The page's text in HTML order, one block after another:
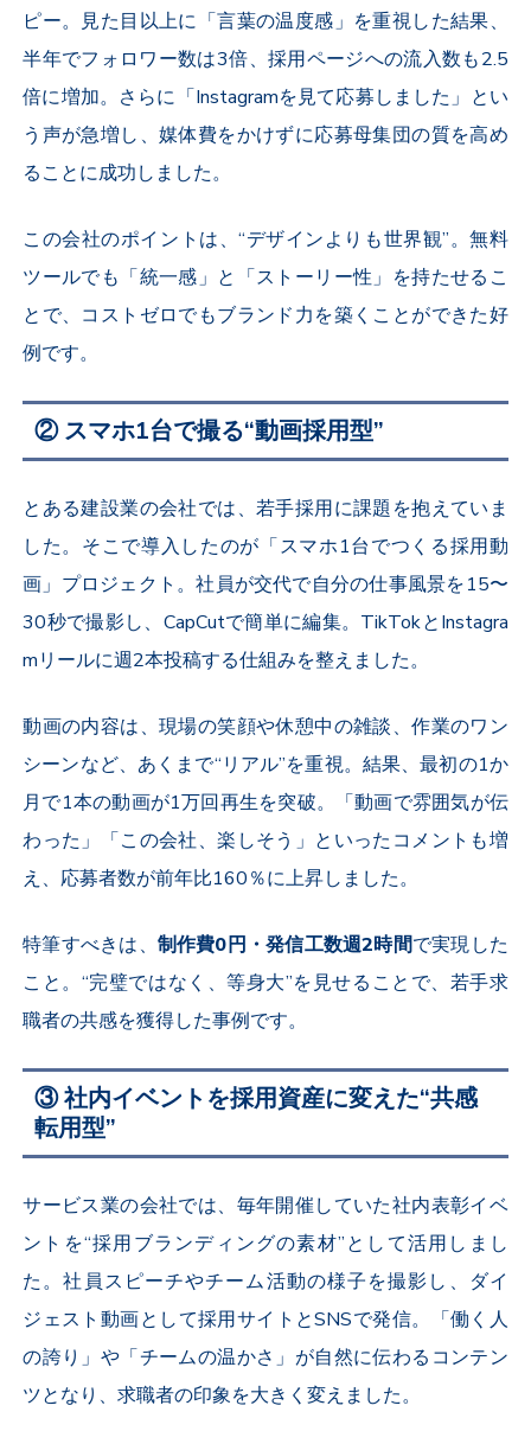
ピー。見た目以上に「言葉の温度感」を重視した結果、
半年でフォロワー数は3倍、採用ページへの流入数も2.5
倍に増加。さらに「Instagramを見て応募しました」とい
う声が急増し、媒体費をかけずに応募母集団の質を高め
ることに成功しました。
この会社のポイントは、“デザインよりも世界観”。無料
ツールでも「統一感」と「ストーリー性」を持たせるこ
とで、コストゼロでもブランド力を築くことができた好
例です。
② スマホ1台で撮る“動画採用型”
とある建設業の会社では、若手採用に課題を抱えていま
した。そこで導入したのが「スマホ1台でつくる採用動
画」プロジェクト。社員が交代で自分の仕事風景を15〜
30秒で撮影し、 CapCutで簡単に編集。 TikTokとInstagra
mリールに週2本投稿する仕組みを整えました。
動画の内容は、現場の笑顔や休憩中の雑談、作業のワン
シーンなど、あくまで“リアル”を重視。結果、最初の1か
月で1本の動画が1万回再生を突破。「動画で雰囲気が伝
わった」「この会社、楽しそう」といったコメントも増
え、応募者数が前年比160％に上昇しました。
特筆すべきは、 制作費0円・発信工数週2時間で実現した
こと。“完璧ではなく、等身大”を見せることで、若手求
職者の共感を獲得した事例です。
③ 社内イベントを採用資産に変えた“共感
転用型”
サービス業の会社では、毎年開催していた社内表彰イベ
ントを“採用ブランディングの素材”として活用しまし
た。社員スピーチやチーム活動の様子を撮影し、ダイ
ジェスト動画として採用サイトとSNSで発信。「働く人
の誇り」や「チームの温かさ」が自然に伝わるコンテン
ツとなり、求職者の印象を大きく変えました。